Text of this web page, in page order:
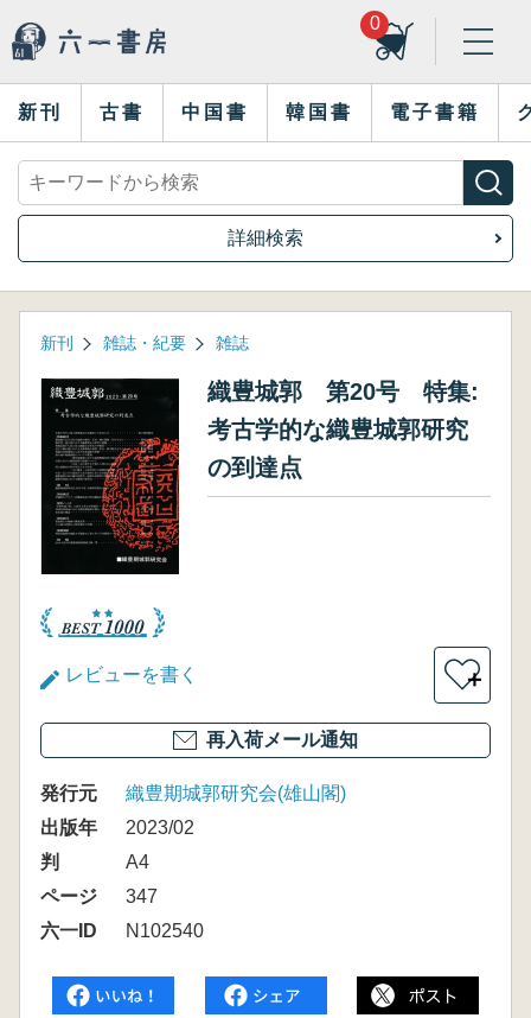
0
新刊 古書 中国書 韓国書 電子書籍
詳細検索
新刊 雑誌・紀要 雑誌
織豊城郭 第20号 特集:
考古学的な織豊城郭研究
の到達点
レビューを書く ＋
再入荷メール通知
発行元
織豊期城郭研究会(雄山閣)
出版年
2023/02
判
A4
ページ
347
六一ID
N102540